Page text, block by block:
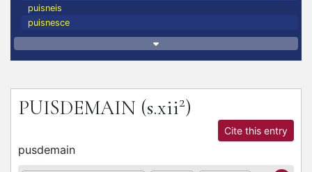
puisneis
puisnesce
PUISDEMAIN (s.xii2)
Cite this entry
pusdemain